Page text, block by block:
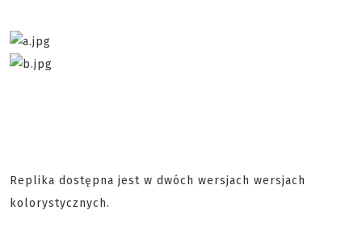
Replika dostępna jest w dwóch wersjach wersjach
kolorystycznych.